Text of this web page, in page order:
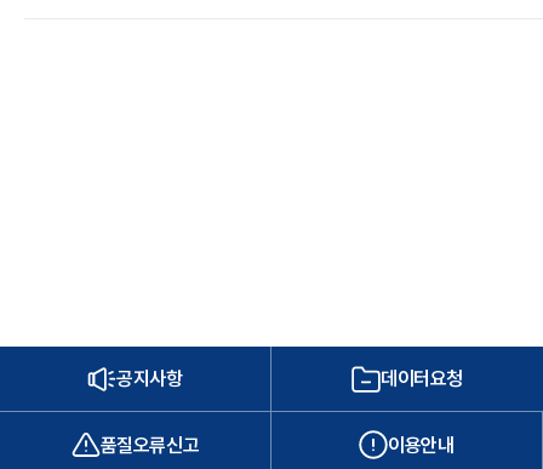
공지사항 데이터요청
품질오류신고 이용안내